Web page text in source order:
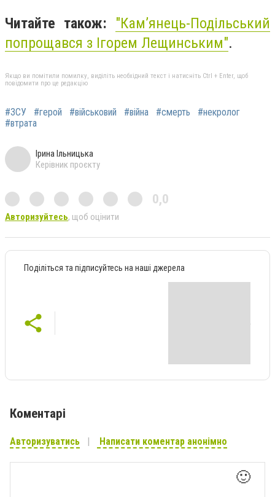
Читайте також: "Кам’янець-Подільський
попрощався з Ігорем Лещинським".
Якщо ви помітили помилку, виділіть необхідний текст і натисніть Ctrl + Enter, щоб
повідомити про це редакцію
#ЗСУ #герой #військовий #війна #смерть
#некролог
#втрата
Ірина Ільницька
Керівник проєкту
0,0
Авторизуйтесь, щоб оцінити
Поділіться та підписуйтесь на наші джерела
Коментарі
Авторизуватись Написати коментар анонімно
🙂